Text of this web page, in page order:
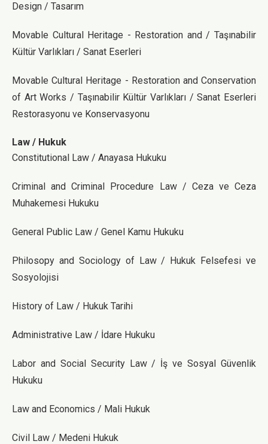
Design / Tasarım
Movable Cultural Heritage - Restoration and / Taşınabilir
Kültür Varlıkları / Sanat Eserleri
Movable Cultural Heritage - Restoration and Conservation
of Art Works / Taşınabilir Kültür Varlıkları / Sanat Eserleri
Restorasyonu ve Konservasyonu
Law / Hukuk
Constitutional Law / Anayasa Hukuku
Criminal and Criminal Procedure Law / Ceza ve Ceza
Muhakemesi Hukuku
General Public Law / Genel Kamu Hukuku
Philosopy and Sociology of Law / Hukuk Felsefesi ve
Sosyolojisi
History of Law / Hukuk Tarihi
Administrative Law / İdare Hukuku
Labor and Social Security Law / İş ve Sosyal Güvenlik
Hukuku
Law and Economics / Mali Hukuk
Civil Law / Medeni Hukuk